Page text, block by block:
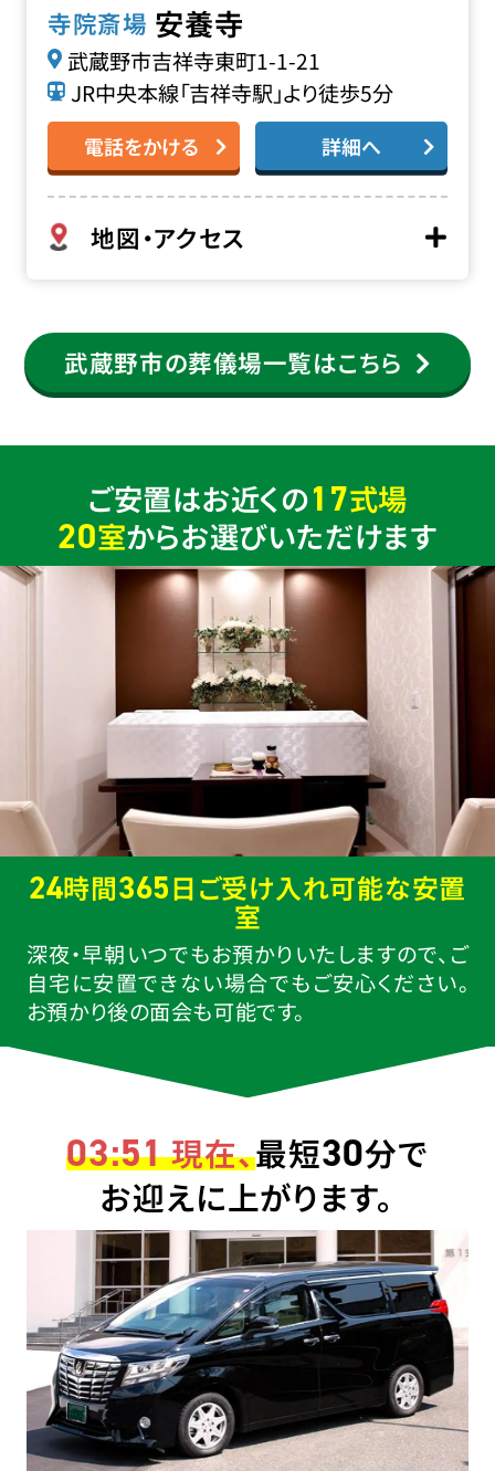
寺院斎場 安養寺
武蔵野市吉祥寺東町1-1-21
JR中央本線「吉祥寺駅」より徒歩5分
電話をかける 詳細へ
地図・アクセス
武蔵野市の葬儀場一覧はこちら
ご安置はお近くの17式場
20室からお選びいただけます
24時間365日ご受け入れ可能な安置
室
深夜・早朝いつでもお預かりいたしますので、ご
自宅に安置できない場合でもご安心ください。
お預かり後の面会も可能です。
03:51現在、最短30分で
お迎えに上がります。